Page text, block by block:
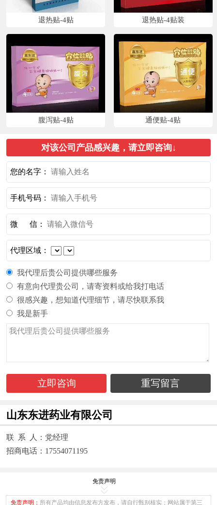
退热贴-4贴 退热贴-4贴装
腹泻贴-4贴 通便贴-4贴
对该公司产品感兴趣，请立即咨询↓
您的名字：
手机号码：
微 信：
代理区域：
我代理后贵公司提供哪些服务
有意向代理贵公司，请寄资料或给我打电话
很感兴趣，想知道代理细节，请尽快联系我
我是新手
立即咨询 重写留言
山东东进药业有限公司
联 系 人：党经理
招商电话：17554071195
免责声明
免责声明： 所有产品均由信息发布方发布，请自行甄别核实；网站属于第三